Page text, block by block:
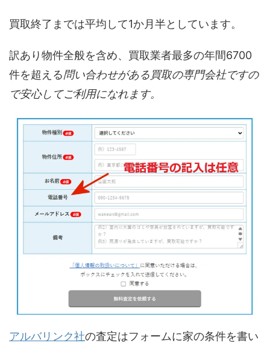
買取終了までは平均して1か月半としています。
訳あり物件全般を含め、買取業者最多の年間6700
件を超える問い合わせがある買取の専門会社ですの
で安心してご利用になれます。
アルバリンク社の査定はフォームに家の条件を書い